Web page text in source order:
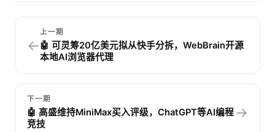
←
上一期
🤖 可灵筹20亿美元拟从快手分拆，WebBrain开源
本地AI浏览器代理
下一期
🤖 高盛维持MiniMax买入评级，ChatGPT等AI编程
竞技
→